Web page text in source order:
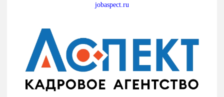
jobaspect.ru